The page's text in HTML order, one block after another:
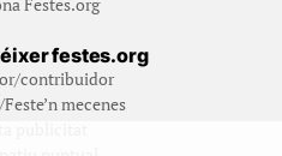
festes.org
contribuidor
mecenes